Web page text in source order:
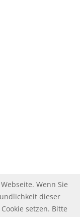
Wenn Sie
dieser
setzen. Bitte